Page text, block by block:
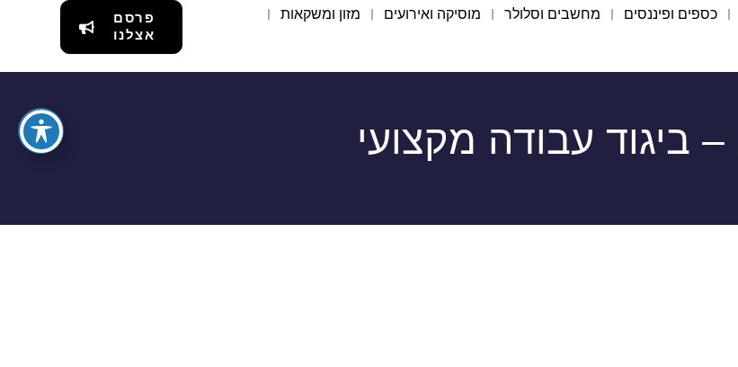
כספים ופיננסים מחשבים וסלולר מוסיקה ואירועים
מזון ומשקאות
פרסם
אצלנו
ביגוד עבודה מקצועי